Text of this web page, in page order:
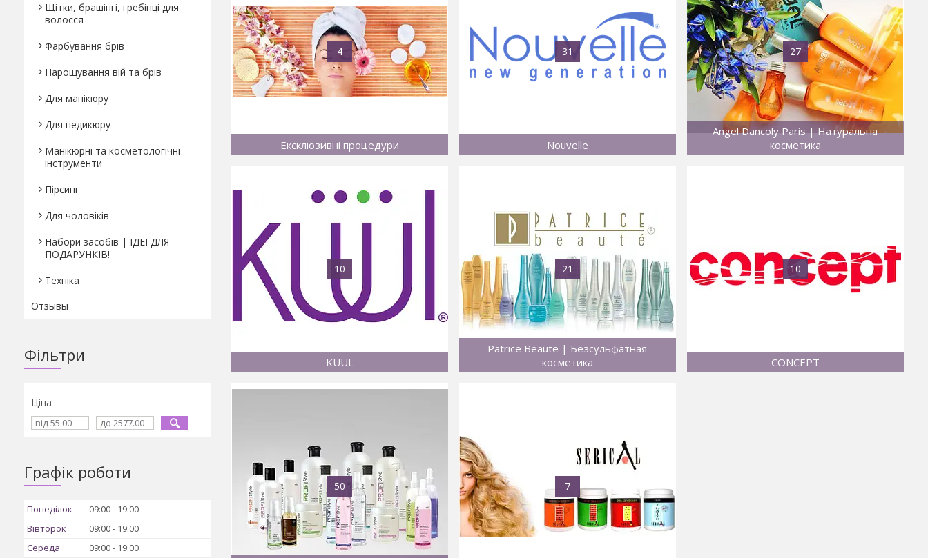
4
Ексклюзивні процедури
31
Nouvelle
27
Angel Dancoly Paris | Натуральна
косметика
10
KUUL
21
Patrice Beaute | Безсульфатная
косметика
10
CONCEPT
50 7
Щітки, брашінгі, гребінці для
волосся
Фарбування брів
Нарощування вій та брів
Для манікюру
Для педикюру
Манікюрні та косметологічні
інструменти
Пірсинг
Для чоловіків
Набори засобів | ІДЕЇ ДЛЯ
ПОДАРУНКІВ!
Техніка
Отзывы
Фільтри
Ціна
Графік роботи
Понеділок 09:00
19:00
Вівторок
09:00
19:00
Середа
09:00
19:00